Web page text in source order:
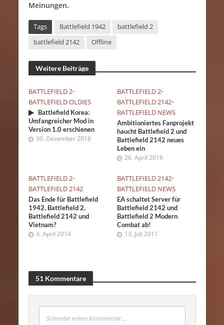
Meinungen.
Tags Battlefield 1942
battlefield 2
battlefield 2142
Offline
Weitere Beiträge
BATTLEFIELD 2•
BATTLEFIELD OLDIES
Battlefield Korea:
Umfangreicher Mod in
Version 1.0 erschienen
30. Dezember 2016
BATTLEFIELD 2•
BATTLEFIELD 2142•
BATTLEFIELD NEWS
Ambitioniertes Fanprojekt
haucht Battlefield 2 und
Battlefield 2142 neues
Leben ein
26. April 2016
BATTLEFIELD 2•
BATTLEFIELD 2142
Das Ende für Battlefield
1942, Battlefield 2,
Battlefield 2142 und
Vietnam?
4. April 2014
BATTLEFIELD 2142•
BATTLEFIELD NEWS
EA schaltet Server für
Battlefield 2142 und
Battlefield 2 Modern
Combat ab!
13. Juli 2011
51 Kommentare
Schreibe einen Kommentar...